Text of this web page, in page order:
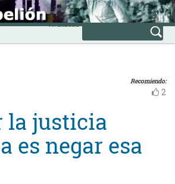
Avanzada
Recomiendo:
2
la justicia
es negar esa